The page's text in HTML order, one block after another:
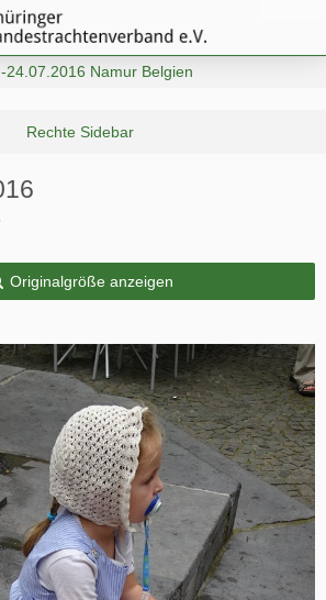
Namur Belgien
Originalgröße anzeigen